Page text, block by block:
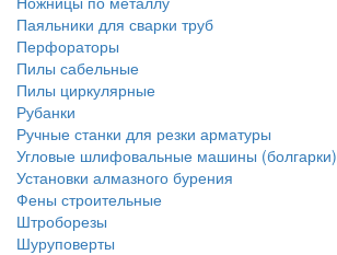
Паяльники для сварки труб
Перфораторы
Пилы сабельные
Пилы циркулярные
Рубанки
Ручные станки для резки арматуры
Угловые шлифовальные машины (болгарки)
Установки алмазного бурения
Фены строительные
Штроборезы
Шуруповерты